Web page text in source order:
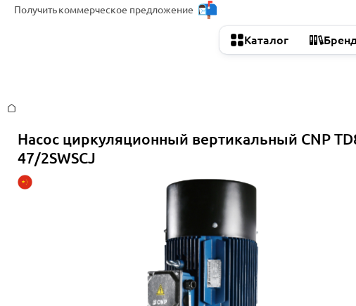
Получитькоммерческое предложение
Каталог
Насос циркуляционный вертикальный CNP
47/2SWSCJ